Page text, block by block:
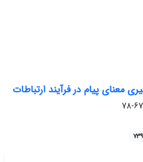
معنای پیام در فرآیند ارتباطات
67-78